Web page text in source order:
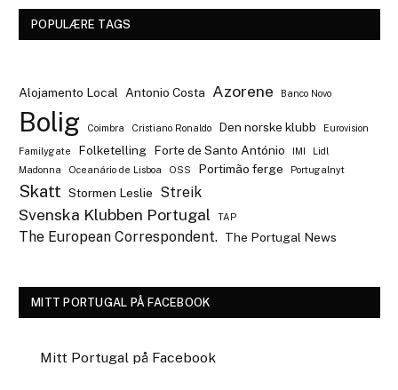
POPULÆRE TAGS
Alojamento Local Antonio Costa Azorene Banco Novo
Bolig Coimbra Cristiano Ronaldo Den norske klubb Eurovision
Familygate Folketelling Forte de Santo António IMI
Lidl
Madonna
Oceanário de Lisboa OSS Portimão ferge Portugalnyt
Skatt Stormen Leslie Streik
Svenska Klubben Portugal TAP
The European Correspondent. The Portugal News
MITT PORTUGAL PÅ FACEBOOK
Mitt Portugal på Facebook